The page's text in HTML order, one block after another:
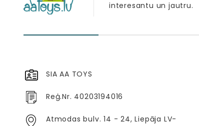
interesantu un jautru.
SIA AA TOYS
Reģ.Nr. 40203194016
Atmodas bulv. 14 - 24, Liepāja LV-